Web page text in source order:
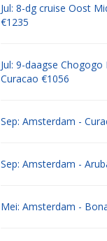
Jul: 8-dg cruise Oost
€1235
Jul: 9-daagse
Curacao €1056
Sep: Amsterdam -
Sep: Amsterdam -
Mei: Amsterdam -